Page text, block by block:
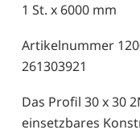
1 St. x 6000 mm
Artikelnummer
261303921
Das Profil 30 x 30
einsetzbares